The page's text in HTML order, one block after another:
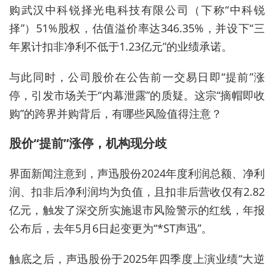
购武汉中科锐择光电科技有限公司（下称“中科锐
择”）51%股权，估值溢价率达346.35%，并设下“三
年累计扣非净利不低于1.23亿元”的业绩承诺。
与此同时，公司股价在公告前一交易日即“提前”涨
停，引发市场关于“内幕泄露”的质疑。这宗“摘帽即收
购”的跨界并购背后，有哪些风险值得注意？
股价“提前”涨停，机构现分歧
界面新闻注意到，声迅股份2024年度利润总额、净利
润、扣非后净利润均为负值，且扣非后营收仅有2.82
亿元，触发了深交所实施退市风险警示的红线，年报
公布后，去年5月6日起变更为“*ST声迅”。
触底之后，声迅股份于2025年四季度上演业绩“大逆